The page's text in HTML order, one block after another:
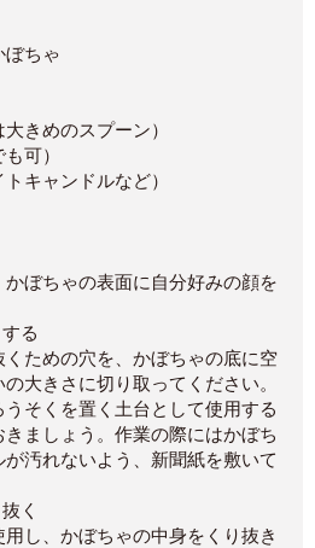
ぼちゃ
きめのスプーン）
可）
キャンドルなど）
ぼちゃの表面に自分好みの顔を
る
ための穴を、かぼちゃの底に空
大きさに切り取ってください。
そくを置く土台として使用する
ましょう。作業の際にはかぼち
汚れないよう、新聞紙を敷いて
く
し、かぼちゃの中身をくり抜き